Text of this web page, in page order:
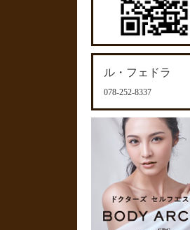
ル・フェドラ
078-252-8337